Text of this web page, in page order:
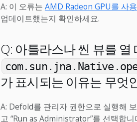
A: 이 오류는 AMD Radeon GPU를 사
업데이트했는지 확인하세요.
Q: 아틀라스나 씬 뷰를 열
가 표시되는 이유는 무엇
A: Defold를 관리자 권한으로 실행해
고 “Run as Administrator”를 선택합니